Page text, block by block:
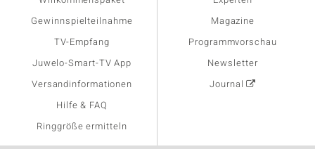
Gewinnspielteilnahme
TV-Empfang
Juwelo-Smart-TV App
Versandinformationen
Hilfe & FAQ
Ringgröße ermitteln
Magazine
Programmvorschau
Newsletter
Journal